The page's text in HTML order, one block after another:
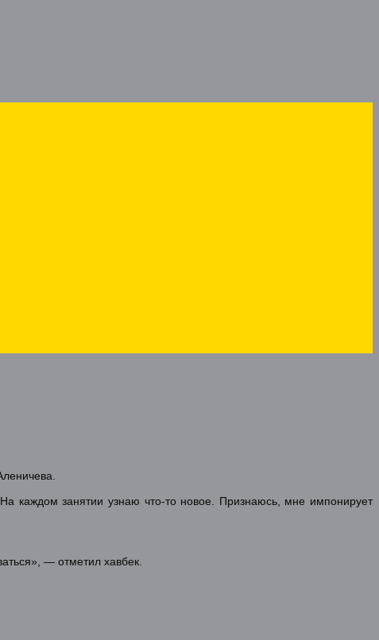
каждом занятии узнаю что-то новое. Признаюсь, мне импонирует
— отметил хавбек.